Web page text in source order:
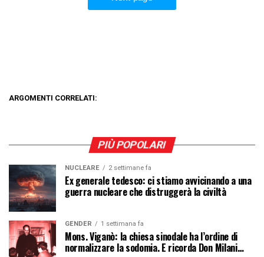
ARGOMENTI CORRELATI:
PIÙ POPOLARI
NUCLEARE 2 settimane fa
Ex generale tedesco: ci stiamo avvicinando a una
guerra nucleare che distruggerà la civiltà
GENDER 1 settimana fa
Mons. Viganò: la chiesa sinodale ha l’ordine di
normalizzare la sodomia. E ricorda Don Milani…